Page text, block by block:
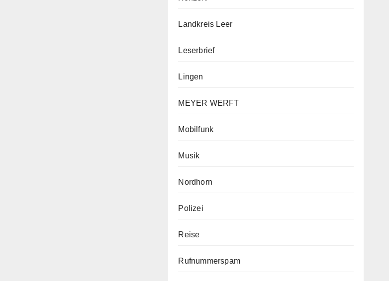
Landkreis Leer
Leserbrief
Lingen
MEYER WERFT
Mobilfunk
Musik
Nordhorn
Polizei
Reise
Rufnummerspam